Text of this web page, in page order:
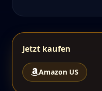
Jetzt kaufen
Amazon US